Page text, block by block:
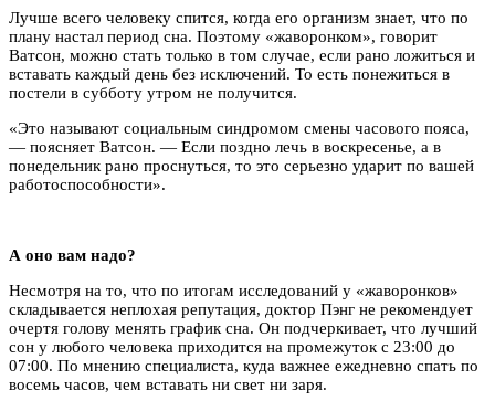
Лучше всего человеку спится, когда его организм знает, что по
плану настал период сна. Поэтому «жаворонком», говорит
Ватсон, можно стать только в том случае, если рано ложиться и
вставать каждый день без исключений. То есть понежиться в
постели в субботу утром не получится.
«Это называют социальным синдромом смены часового пояса,
— поясняет Ватсон. — Если поздно лечь в воскресенье, а в
понедельник рано проснуться, то это серьезно ударит по вашей
работоспособности».
А оно вам надо?
Несмотря на то, что по итогам исследований у «жаворонков»
складывается неплохая репутация, доктор Пэнг не рекомендует
очертя голову менять график сна. Он подчеркивает, что лучший
сон у любого человека приходится на промежуток с 23:00 до
07:00. По мнению специалиста, куда важнее ежедневно спать по
восемь часов, чем вставать ни свет ни заря.